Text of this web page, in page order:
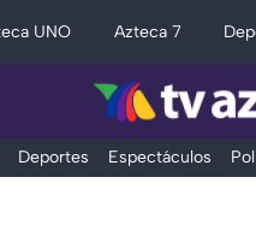
UNO Azteca 7
Deportes Espectáculos